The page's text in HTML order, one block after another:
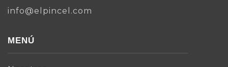
info@elpincel.com
MENÚ